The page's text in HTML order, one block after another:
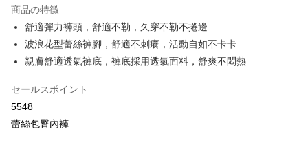
Apple Pay
JKOPAY
OP Pay Later
商品の特徴
舒適彈力褲頭，舒適不勒，久穿不勒不捲邊
波浪花型蕾絲褲腳，舒適不刺癢，活動自如不卡卡
親膚舒適透氣褲底，褲底採用透氣面料，舒爽不悶熱
セールスポイント
5548
蕾絲包臀內褲